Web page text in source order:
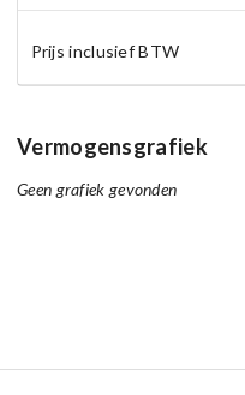
Prijs inclusief BTW
Vermogensgrafiek
Geen grafiek gevonden